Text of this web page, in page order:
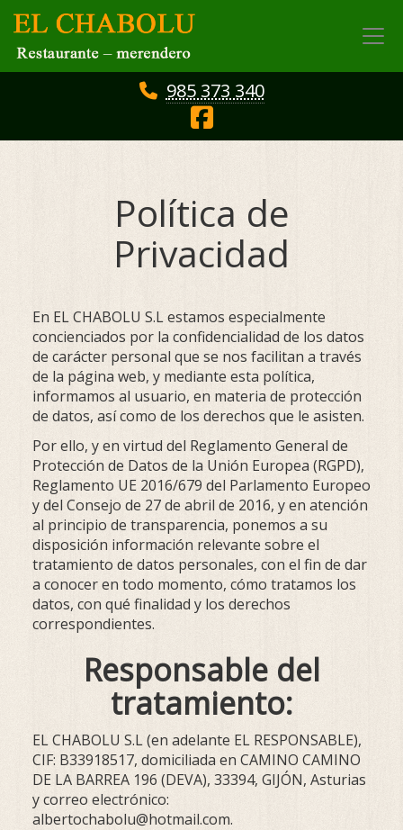
985 373 340
Política de
Privacidad
En EL CHABOLU S.Lestamos especialmente
concienciados por la confidencialidad de los datos
de carácter personal que se nos facilitan a través
de la página web, y mediante esta política,
informamos al usuario, en materia de protección
de datos, así como de los derechos que le asisten.
Por ello, y en virtud del Reglamento General de
Protección de Datos de la Unión Europea (RGPD),
Reglamento UE 2016/679 del Parlamento Europeo
y del Consejo de 27 de abril de 2016, y en atención
al principio de transparencia, ponemos a su
disposición información relevante sobre el
tratamiento de datos personales, con el fin de dar
a conocer en todo momento, cómo tratamos los
datos, con qué finalidad y los derechos
correspondientes.
Responsable del
tratamiento:
EL CHABOLU S.L(en adelante EL RESPONSABLE),
CIF: B33918517, domiciliada en CAMINO CAMINO
DE LA BARREA 196 (DEVA), 33394, GIJÓN, Asturias
y correo electrónico:
albertochabolu@hotmail.com.